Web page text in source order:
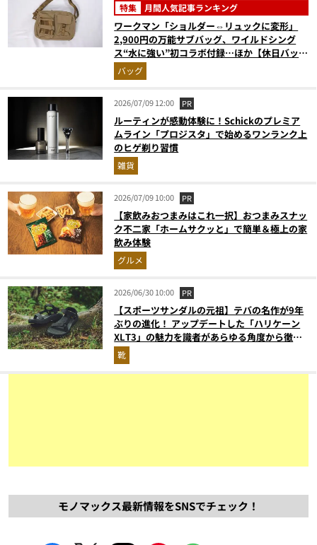
特集 月間人気記事ランキング
ワークマン「ショルダー⇔リュックに変形」
2,900円の万能サブバッグ、ワイルドシング
ス“水に強い”初コラボ付録…ほか【休日バッグ
の人気記事ランキングベスト3】（2026年6月
版）
バッグ
2026/07/09 12:00 PR
ルーティンが感動体験に！Schickのプレミア
ムライン「プロジスタ」で始めるワンランク上
のヒゲ剃り習慣
雑貨
2026/07/09 10:00 PR
【家飲みおつまみはこれ一択】おつまみスナッ
ク不二家「ホームサクッと」で簡単＆極上の家
飲み体験
グルメ
2026/06/30 10:00 PR
【スポーツサンダルの元祖】テバの名作が9年
ぶりの進化！ アップデートした「ハリケーン
XLT3」の魅力を識者があらゆる角度から徹底
解説！
靴
モノマックス最新情報をSNSでチェック！